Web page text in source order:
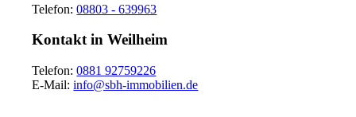
Telefon:08803 - 639963
Kontakt in Weilheim
Telefon:0881 92759226
E-Mail:info@sbh-immobilien.de